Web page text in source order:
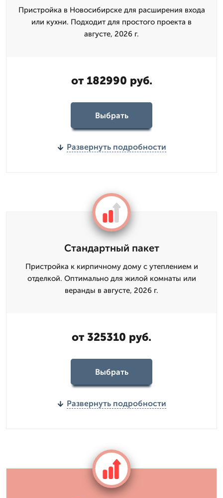
Пристройка в Новосибирске для расширения входа
или кухни. Подходит для простого проекта в
августе, 2026 г.
от 182990 руб.
Выбрать
Развернуть подробности
Стандартный пакет
Пристройка к кирпичному дому с утеплением и
отделкой. Оптимально для жилой комнаты или
веранды в августе, 2026 г.
от 325310 руб.
Выбрать
Развернуть подробности